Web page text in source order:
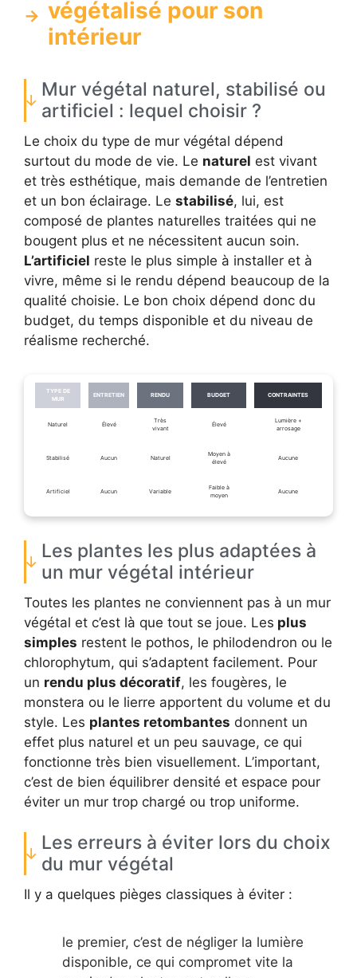
végétalisé pour son
intérieur
Mur végétal naturel, stabilisé ou
artificiel : lequel choisir ?
Le choix du type de mur végétal dépend
surtout du mode de vie. Le naturel est vivant
et très esthétique, mais demande de l’entretien
et un bon éclairage. Le stabilisé, lui, est
composé de plantes naturelles traitées qui ne
bougent plus et ne nécessitent aucun soin.
L’artificiel reste le plus simple à installer et à
vivre, même si le rendu dépend beaucoup de la
qualité choisie. Le bon choix dépend donc du
budget, du temps disponible et du niveau de
réalisme recherché.
TYPE DE
MUR
ENTRETIEN RENDU BUDGET CONTRAINTES
Naturel Élevé
Très
vivant
Élevé
Lumière +
arrosage
Stabilisé Aucun Naturel
Moyen à
élevé
Aucune
Artificiel Aucun Variable
Faible à
moyen
Aucune
Les plantes les plus adaptées à
un mur végétal intérieur
Toutes les plantes ne conviennent pas à un mur
végétal et c’est là que tout se joue. Les plus
simples restent le pothos, le philodendron ou le
chlorophytum, qui s’adaptent facilement. Pour
un rendu plus décoratif, les fougères, le
monstera ou le lierre apportent du volume et du
style. Les plantes retombantes donnent un
effet plus naturel et un peu sauvage, ce qui
fonctionne très bien visuellement. L’important,
c’est de bien équilibrer densité et espace pour
éviter un mur trop chargé ou trop uniforme.
Les erreurs à éviter lors du choix
du mur végétal
Il y a quelques pièges classiques à éviter :
le premier, c’est de négliger la lumière
disponible, ce qui compromet vite la